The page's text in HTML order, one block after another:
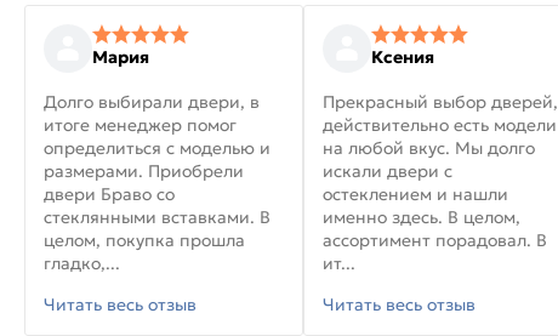
Мария
Долго выбирали двери, в
итоге менеджер помог
определиться с моделью и
размерами. Приобрели
двери Браво со
стеклянными вставками. В
целом, покупка прошла
гладко,...
Читать весь отзыв
Ксения
Прекрасный выбор дверей,
действительно есть модели
на любой вкус. Мы долго
искали двери с
остеклением и нашли
именно здесь. В целом,
ассортимент порадовал. В
ит...
Читать весь отзыв